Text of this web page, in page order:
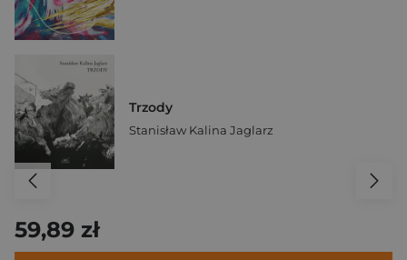
Trzody
Stanisław Kalina Jaglarz
59,89 zł